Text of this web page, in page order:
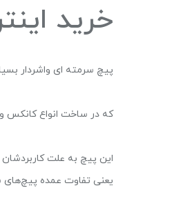
خرید
پیچ سرمته ای واشردار
که در ساخت انواع کانکس و
این پیچ به علت
یعنی تفاوت عمده پیچ‌های